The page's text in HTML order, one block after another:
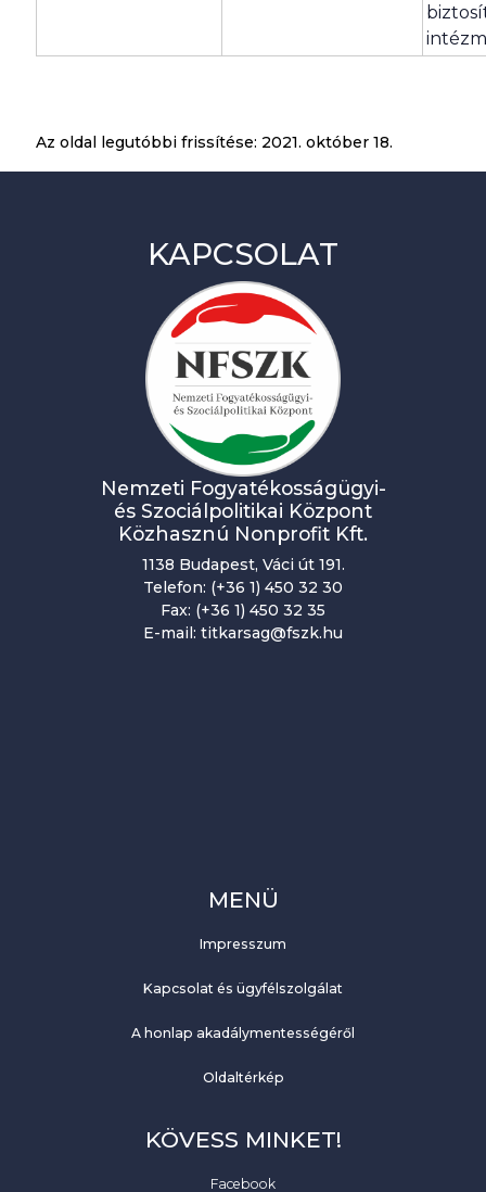
Az oldal legutóbbi frissítése: 2021. október 18.
KAPCSOLAT
Nemzeti Fogyatékosságügyi-
és Szociálpolitikai Központ
Közhasznú Nonprofit Kft.
1138 Budapest, Váci út 191.
Telefon: (+36 1) 450 32 30
Fax: (+36 1) 450 32 35
E-mail: titkarsag@fszk.hu
MENÜ
Impresszum
Kapcsolat és ügyfélszolgálat
A honlap akadálymentességéről
Oldaltérkép
KÖVESS MINKET!
Facebook